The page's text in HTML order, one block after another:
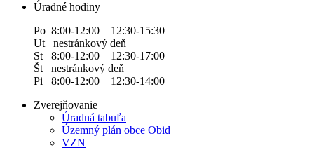
Úradné hodiny
Po 8:00-12:00 12:30-15:30
Ut nestránkový deň
St 8:00-12:00 12:30-17:00
Št nestránkový deň
Pi 8:00-12:00 12:30-14:00
Zverejňovanie
Úradná tabuľa
Územný plán obce Obid
VZN